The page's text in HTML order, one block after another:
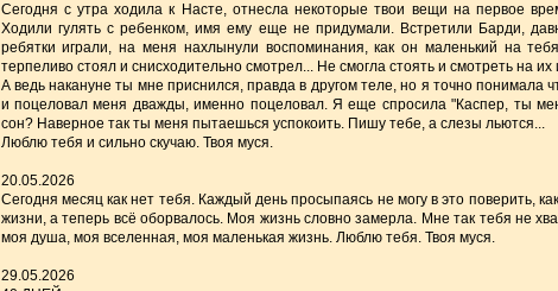
Сегодня с утра ходила к Насте, отнесла некоторые твои вещи на первое
Ходили гулять с ребенком, имя ему еще не придумали. Встретили Барди,
ребятки играли, на меня нахлынули воспоминания, как он маленький на
терпеливо стоял и снисходительно смотрел... Не смогла стоять и смотреть на их
А ведь накануне ты мне приснился, правда в другом теле, но я точно понимала
и поцеловал меня дважды, именно поцеловал. Я еще спросила "Каспер, ты
сон? Наверное так ты меня пытаешься успокоить. Пишу тебе, а слезы льются...
Люблю тебя и сильно скучаю. Твоя муся.
20.05.2026
Сегодня месяц как нет тебя. Каждый день просыпаясь не могу в это поверить,
жизни, а теперь всё оборвалось. Моя жизнь словно замерла. Мне так тебя не
моя душа, моя вселенная, моя маленькая жизнь. Люблю тебя. Твоя муся.
29.05.2026